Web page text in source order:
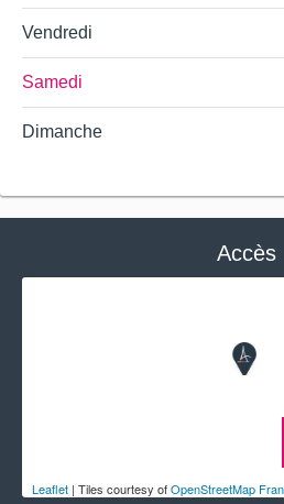
Vendredi
Samedi
Dimanche
Accès
Leaflet | Tiles courtesy ofOpenStreetMap